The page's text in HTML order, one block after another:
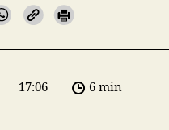
17:06 6 min